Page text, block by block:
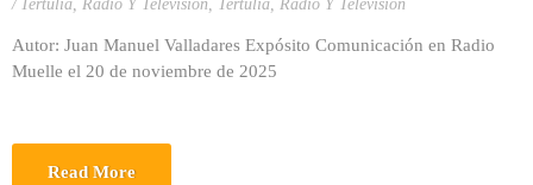
Tertulia, Radio Y Television, Tertulia, Radio Y Television
Autor: Juan Manuel Valladares Expósito Comunicación en Radio
Muelle el 20 de noviembre de 2025
Read More